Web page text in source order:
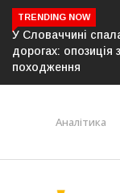
TRENDING NOW
на
У
Аналітика